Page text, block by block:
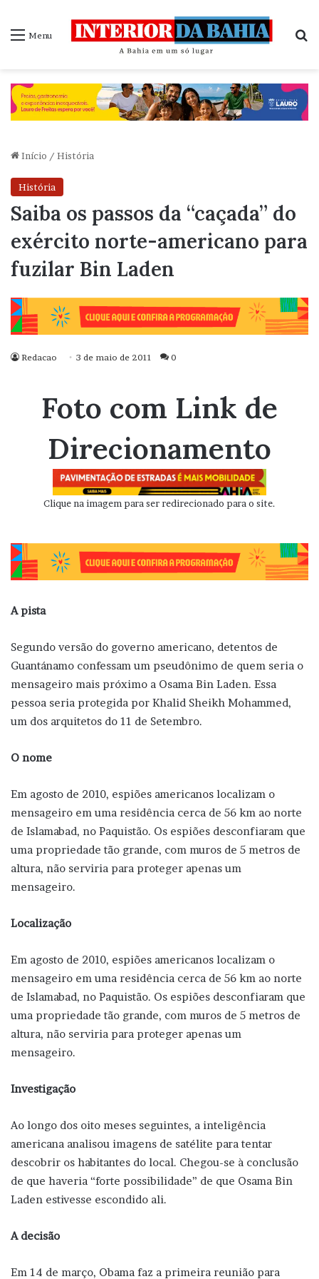
Menu
Início / História
História
Saiba os passos da “caçada” do
exército norte-americano para
fuzilar Bin Laden
Redacao 3 de maio de 2011 0
Foto com Link de
Direcionamento
Clique na imagem para ser redirecionado para o site.
A pista
Segundo versão do governo americano, detentos de
Guantánamo confessam um pseudônimo de quem seria o
mensageiro mais próximo a Osama Bin Laden. Essa
pessoa seria protegida por Khalid Sheikh Mohammed,
um dos arquitetos do 11 de Setembro.
O nome
Em agosto de 2010, espiões americanos localizam o
mensageiro em uma residência cerca de 56 km ao norte
de Islamabad, no Paquistão. Os espiões desconfiaram que
uma propriedade tão grande, com muros de 5 metros de
altura, não serviria para proteger apenas um
mensageiro.
Localização
Em agosto de 2010, espiões americanos localizam o
mensageiro em uma residência cerca de 56 km ao norte
de Islamabad, no Paquistão. Os espiões desconfiaram que
uma propriedade tão grande, com muros de 5 metros de
altura, não serviria para proteger apenas um
mensageiro.
Investigação
Ao longo dos oito meses seguintes, a inteligência
americana analisou imagens de satélite para tentar
descobrir os habitantes do local. Chegou-se à conclusão
de que haveria “forte possibilidade” de que Osama Bin
Laden estivesse escondido ali.
A decisão
Em 14 de março, Obama faz a primeira reunião para